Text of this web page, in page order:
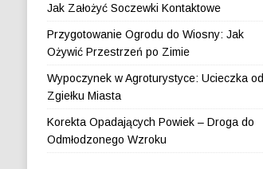
Jak Założyć Soczewki Kontaktowe
Przygotowanie Ogrodu do Wiosny: Jak
Ożywić Przestrzeń po Zimie
Wypoczynek w Agroturystyce: Ucieczka od
Zgiełku Miasta
Korekta Opadających Powiek – Droga do
Odmłodzonego Wzroku